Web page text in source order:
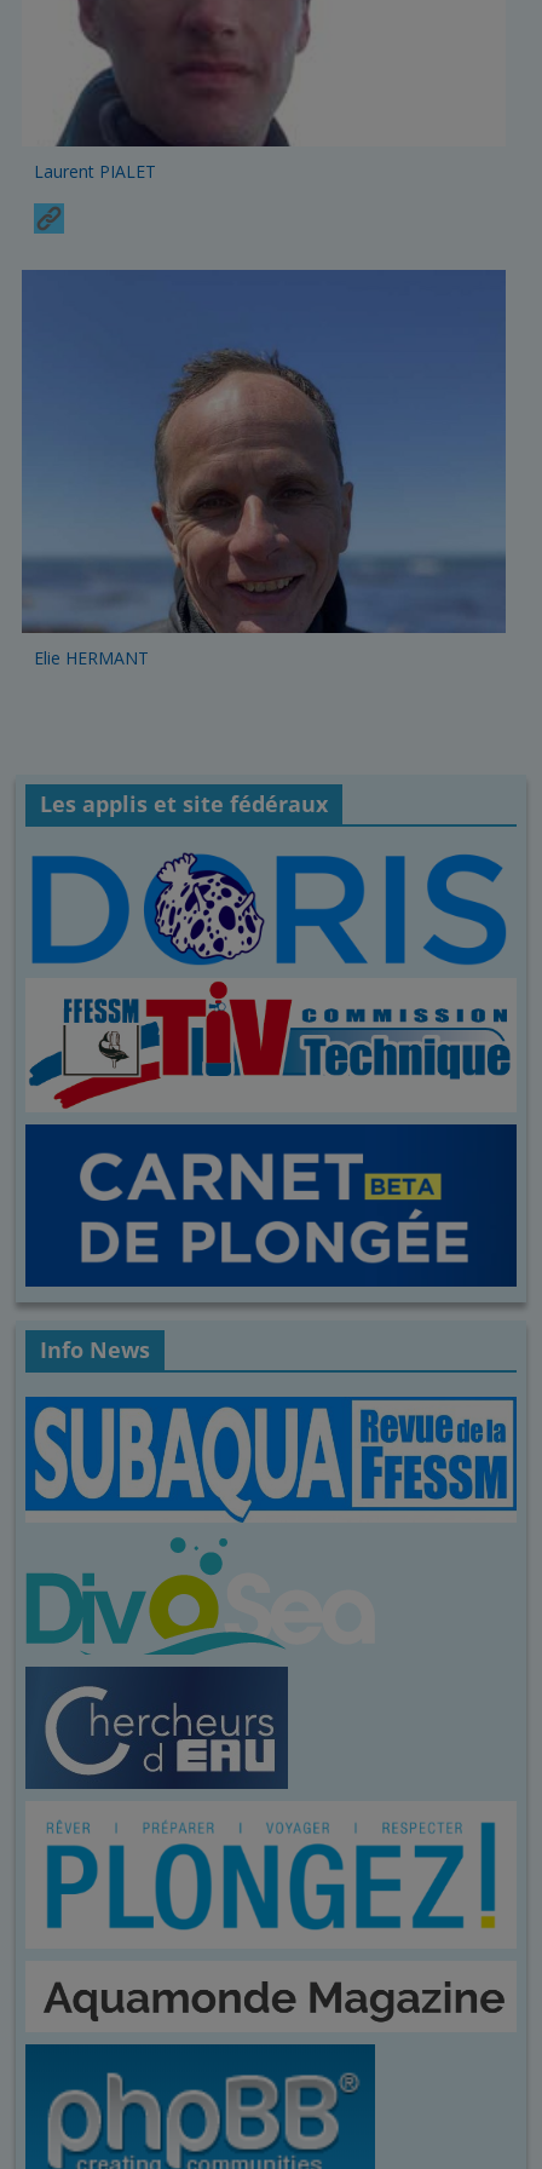
Laurent PIALET
Elie HERMANT
Les applis et site fédéraux
Info News